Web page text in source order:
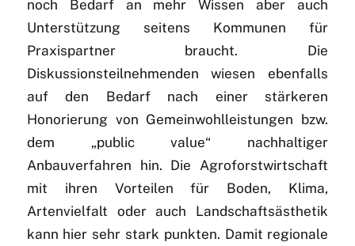
noch Bedarf an mehr Wissen aber auch
Unterstützung seitens Kommunen für
Praxispartner braucht. Die
Diskussionsteilnehmenden wiesen ebenfalls
auf den Bedarf nach einer stärkeren
Honorierung von Gemeinwohlleistungen bzw.
dem „public value“ nachhaltiger
Anbauverfahren hin. Die Agroforstwirtschaft
mit ihren Vorteilen für Boden, Klima,
Artenvielfalt oder auch Landschaftsästhetik
kann hier sehr stark punkten. Damit regionale